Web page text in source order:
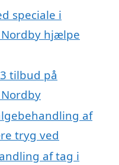
speciale i
hjælpe
tilbud på
af
tryg ved
af tag i